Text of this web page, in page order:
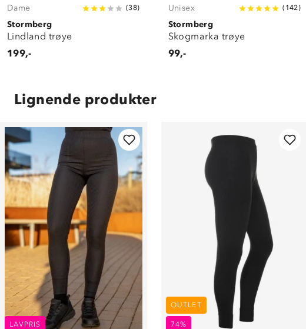
Dame (38)
Stormberg
Lindland trøye
199,-
Unisex ( 142)
Stormberg
Skogmarka trøye
99,-
Lignende produkter
LAVPRIS
OUTLET
74%